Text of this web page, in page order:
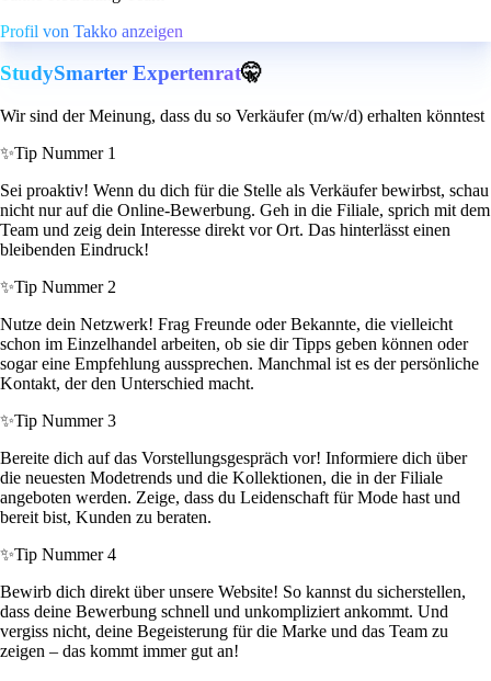
Profil von Takko anzeigen
StudySmarter Expertenrat🤫
Wir sind der Meinung, dass du so Verkäufer (m/w/d) erhalten könntest
✨Tip Nummer 1
Sei proaktiv! Wenn du dich für die Stelle als Verkäufer bewirbst, schau
nicht nur auf die Online-Bewerbung. Geh in die Filiale, sprich mit dem
Team und zeig dein Interesse direkt vor Ort. Das hinterlässt einen
bleibenden Eindruck!
✨Tip Nummer 2
Nutze dein Netzwerk! Frag Freunde oder Bekannte, die vielleicht
schon im Einzelhandel arbeiten, ob sie dir Tipps geben können oder
sogar eine Empfehlung aussprechen. Manchmal ist es der persönliche
Kontakt, der den Unterschied macht.
✨Tip Nummer 3
Bereite dich auf das Vorstellungsgespräch vor! Informiere dich über
die neuesten Modetrends und die Kollektionen, die in der Filiale
angeboten werden. Zeige, dass du Leidenschaft für Mode hast und
bereit bist, Kunden zu beraten.
✨Tip Nummer 4
Bewirb dich direkt über unsere Website! So kannst du sicherstellen,
dass deine Bewerbung schnell und unkompliziert ankommt. Und
vergiss nicht, deine Begeisterung für die Marke und das Team zu
zeigen – das kommt immer gut an!